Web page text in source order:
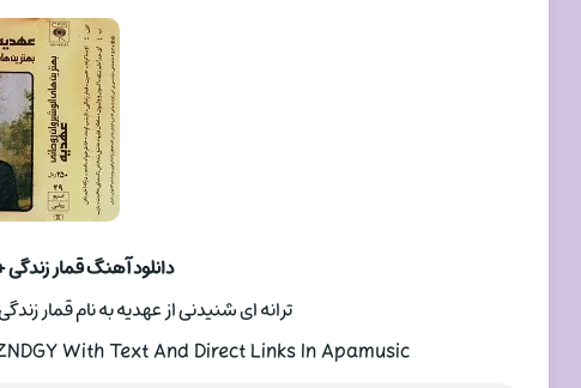
دانلود آهنگ قمار
ترانه ای شنیدنی از عهدیه به نام قمار زندگی با دو کیفیت
With Text And Direct Links In Apamusic